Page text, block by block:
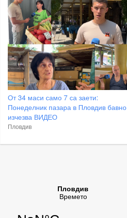
От 34 маси само 7 са заети:
Понеделник пазара в Пловдив бавно
изчезва ВИДЕО
Пловдив